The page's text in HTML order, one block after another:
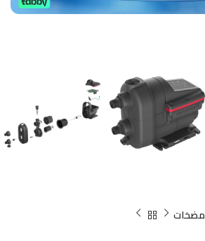
مضخات